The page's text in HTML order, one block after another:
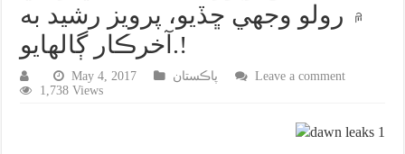
۾ رولو وجهي ڇڏيو، پرويز رشيد به
آخرڪار ڳالهايو.!
May 4, 2017 پاڪستان
Leave a comment
1,738 Views